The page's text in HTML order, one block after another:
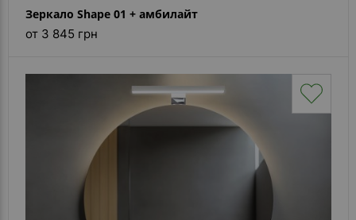
Зеркало Shape 01 + амбилайт
от 3 845 грн